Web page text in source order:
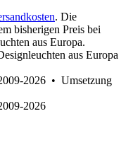
. Die
bisherigen Preis bei
aus Europa.
aus Europa
2026 • Umsetzung
2026